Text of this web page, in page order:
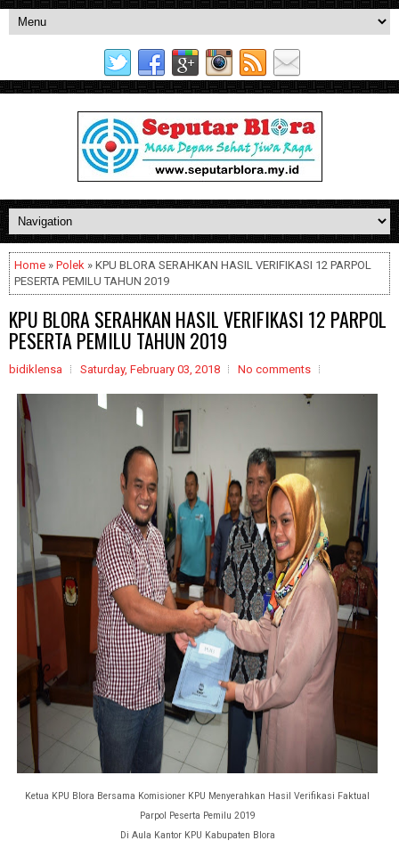
Home » Polek » KPU BLORA SERAHKAN HASIL VERIFIKASI 12 PARPOL
PESERTA PEMILU TAHUN 2019
KPU BLORA SERAHKAN HASIL VERIFIKASI 12 PARPOL
PESERTA PEMILU TAHUN 2019
bidiklensa Saturday, February 03, 2018 No comments
Ketua KPU Blora Bersama Komisioner KPU Menyerahkan Hasil Verifikasi Faktual
Parpol Peserta Pemilu 2019
Di Aula Kantor KPU Kabupaten Blora